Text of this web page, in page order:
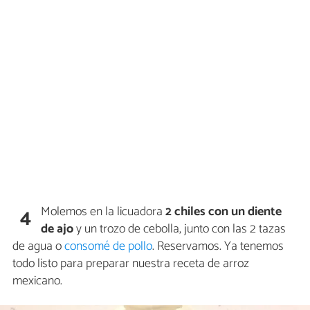
4 Molemos en la licuadora2 chiles con un diente
de ajoy un trozo de cebolla, junto con las 2 tazas
de agua oconsomé de pollo. Reservamos. Ya tenemos
todo listo para preparar nuestra receta de arroz
mexicano.